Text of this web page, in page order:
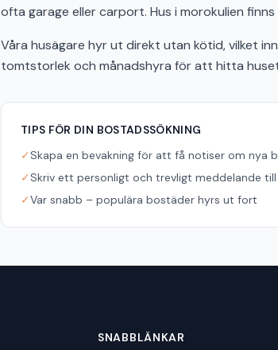
ofta garage eller carport. Hus i morokulien
Våra husägare hyr ut direkt utan kötid, vilket
tomtstorlek och månadshyra för att hitta
TIPS FÖR DIN BOSTADSSÖKNING
✓Skapa en bevakning för att få notiser om nya
✓Skriv ett personligt och trevligt meddelande till
✓Var snabb – populära bostäder hyrs ut fort
SNABBLÄNKAR